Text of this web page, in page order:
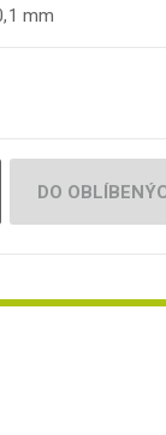
mm
DO